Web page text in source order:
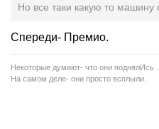
Но все таки какую то
Спереди- Премио.
Некоторые думают- что они поднялИсь ...
На самом деле- они просто всплыли.